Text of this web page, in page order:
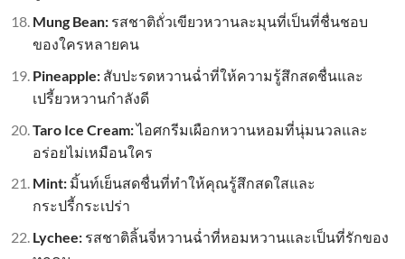
Mung Bean:รสชาติถั่วเขียวหวานละมุนที่เป็นที่ชื่นชอบ
ของใครหลายคน
Pineapple:สับปะรดหวานฉ่ำที่ให้ความรู้สึกสดชื่นและ
เปรี้ยวหวานกำลังดี
Taro Ice Cream:ไอศกรีมเผือกหวานหอมที่นุ่มนวลและ
อร่อยไม่เหมือนใคร
Mint:มิ้นท์เย็นสดชื่นที่ทำให้คุณรู้สึกสดใสและ
กระปรี้กระเปร่า
Lychee:รสชาติลิ้นจี่หวานฉ่ำที่หอมหวานและเป็นที่รักของ